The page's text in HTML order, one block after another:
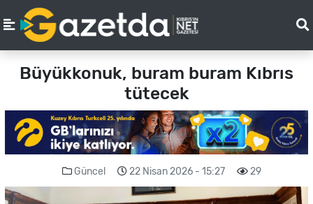
Büyükkonuk, buram buram Kıbrıs
tütecek
Güncel 22 Nisan 2026 - 15:27 29